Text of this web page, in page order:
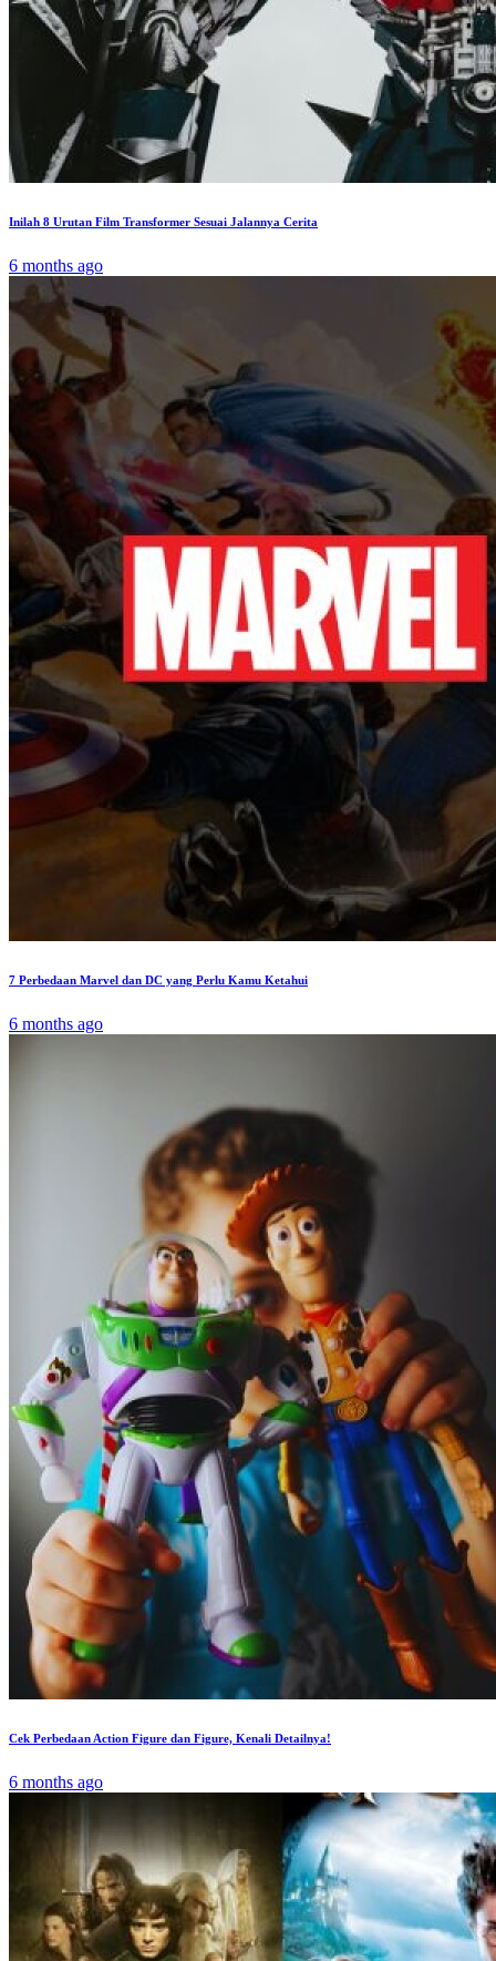
Inilah 8 Urutan Film Transformer Sesuai Jalannya Cerita
6 months ago
7 Perbedaan Marvel dan DC yang Perlu Kamu Ketahui
6 months ago
Cek Perbedaan Action Figure dan Figure, Kenali Detailnya!
6 months ago